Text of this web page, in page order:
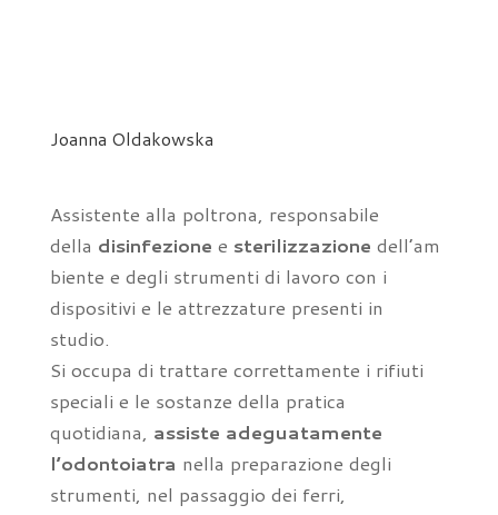
Joanna Oldakowska
Assistente alla poltrona, responsabile
della disinfezione e sterilizzazione dell’am
biente e degli strumenti di lavoro con i
dispositivi e le attrezzature presenti in
studio.
Si occupa di trattare correttamente i rifiuti
speciali e le sostanze della pratica
quotidiana, assiste adeguatamente
l’odontoiatra nella preparazione degli
strumenti, nel passaggio dei ferri,